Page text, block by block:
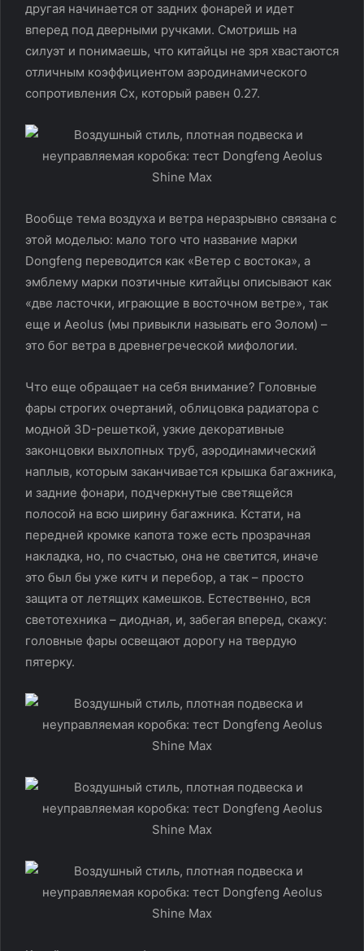
другая начинается от задних фонарей и идет
вперед под дверными ручками. Смотришь на
силуэт и понимаешь, что китайцы не зря хвастаются
отличным коэффициентом аэродинамического
сопротивления Cx, который равен 0.27.
Вообще тема воздуха и ветра неразрывно связана с
этой моделью: мало того что название марки
Dongfeng переводится как «Ветер с востока», а
эмблему марки поэтичные китайцы описывают как
«две ласточки, играющие в восточном ветре», так
еще и Aeolus (мы привыкли называть его Эолом) –
это бог ветра в древнегреческой мифологии.
Что еще обращает на себя внимание? Головные
фары строгих очертаний, облицовка радиатора с
модной 3D-решеткой, узкие декоративные
законцовки выхлопных труб, аэродинамический
наплыв, которым заканчивается крышка багажника,
и задние фонари, подчеркнутые светящейся
полосой на всю ширину багажника. Кстати, на
передней кромке капота тоже есть прозрачная
накладка, но, по счастью, она не светится, иначе
это был бы уже китч и перебор, а так – просто
защита от летящих камешков. Естественно, вся
светотехника – диодная, и, забегая вперед, скажу:
головные фары освещают дорогу на твердую
пятерку.